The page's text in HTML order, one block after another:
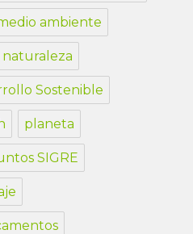
ambiente
naturaleza
Sostenible
planeta
SIGRE